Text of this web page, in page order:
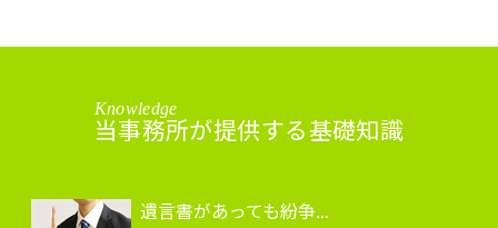
Knowledge
当事務所が提供する基礎知識
遺言書があっても紛争...